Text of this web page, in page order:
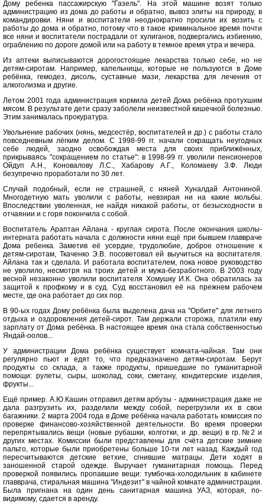
Дому ребенка пассажирскую "Газель". На этой машине возят только
администрацию из дома до работы и обратно, вывоз элиты на природу, в
командировки. Няни и воспитатели неоднократно просили их возить с
работы до дома и обратно, потому что в такое криминальное время почти
все няни и воспитатели пострадали от хулиганов, подвергались избиению,
ограблению по дороге домой или на работу в темное время утра и вечера.
Из аптеки выписываются дорогостоящие лекарства только себе, но не
детям-сиротам. Например, капельницы, которые не пользуются в Доме
ребёнка, гемодез, дисоль, суставные мази, лекарства для лечения от
алкоголизма и другие.
Летом 2001 года администрация кормила детей Дома ребёнка протухшим
мясом. В результате дети сразу заболели неизвестной кишечной болезнью.
Этим занималась прокуратура.
Увольнение рабочих (нянь, медсестёр, воспитателей и др.) с работы стало
повседневным лёгким делом. С 1998-99 гг. начали сокращать неугодных
себе людей, заодно освобождая места для своих приближённых,
прикрываясь "сокращением по статье": в 1998-99 гг. уволили пенсионеров
Ойдуп А.Н., Коновалову Л.С., Хабарову А.Г., Коломаеву З.Ф. Люди
безупречно проработали по 30 лет.
Случай подобный, если не страшней, с няней Хуналдай Антониной.
Многодетную мать уволили с работы, невзирая ни на какие мольбы.
Впоследствии уволенная, не найдя никакой работы, от безысходности в
отчаянии и с горя покончила с собой.
Воспитатель Араптан Айлана - круглая сирота. После окончания школы-
интерната работать начала с должности няни ещё при бывшем главвраче
Дома ребенка. Заметив её усердие, трудолюбие, доброе отношение к
детям-сиротам, Ткаченко Э.В. посоветовал ей выучиться на воспитателя.
Айлана так и сделала. И работала воспитателем, пока новое руководство
не уволило, несмотря на троих детей и мужа-безработного. В 2003 году
весной незаконно уволили воспитателя Хомушку И.К. Она обратилась за
защитой к профкому и в суд. Суд восстановил её на прежнем рабочем
месте, где она работает до сих пор.
В 90-ых годах Дому ребёнка была выделена дача на "Орбите" для летнего
отдыха и оздоровления детей-сирот. Там держали сторожа, платили ему
зарплату от Дома ребёнка. В настоящее время она стала собственностью
Яндай-оолов...
У администрации Дома ребёнка существует комната-чайная. Там они
регулярно пьют и едят то, что предназначено детям-сиротам. Берут
продукты со склада, а также продукты, пришедшие по гуманитарной
помощи: рулеты, сыры, шоколад, соки, сметану, кондитерские изделия,
фрукты...
Ещё пример. А.Ю.Кашин отправил детям арбузы - администрация даже не
дала разгрузить их, разделили между собой, перегрузили их в свои
багажники. 2 марта 2004 года в Доме ребёнка начала работать комиссия по
проверке финансово-хозяйственной деятельности. Во время проверки
перепрятывались вещи (новые рубашки, колготки, и др. вещи) в гр.№2 и
других местах. Комиссии были представлены для счёта детские зимние
пальто, которые были приобретены больше 10-ти лет назад. Каждый год
пересчитываются детские ветхие, сгнившие матрацы. Дети ходят в
заношенной старой одежде. Выручает гуманитарная помощь. Перед
проверкой появились пропавшие вещи: тумбочка-холодильник в кабинете
главврача, стиральная машина "Индезит" в чайной комнате администрации.
Была пригнана на один день санитарная машина УАЗ, которая, по-
видимому, сдается в аренду.